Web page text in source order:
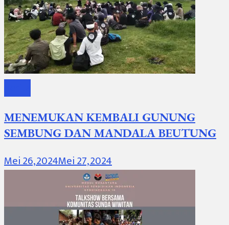
MENEMUKAN KEMBALI GUNUNG
SEMBUNG DAN MANDALA BEUTUNG
Mei 26, 2024Mei 27, 2024